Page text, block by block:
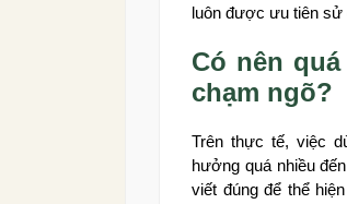
luôn được ưu tiên sử
Có nên
chạm ngõ?
Trên thực tế, việc
hưởng quá nhiều
viết đúng để thể